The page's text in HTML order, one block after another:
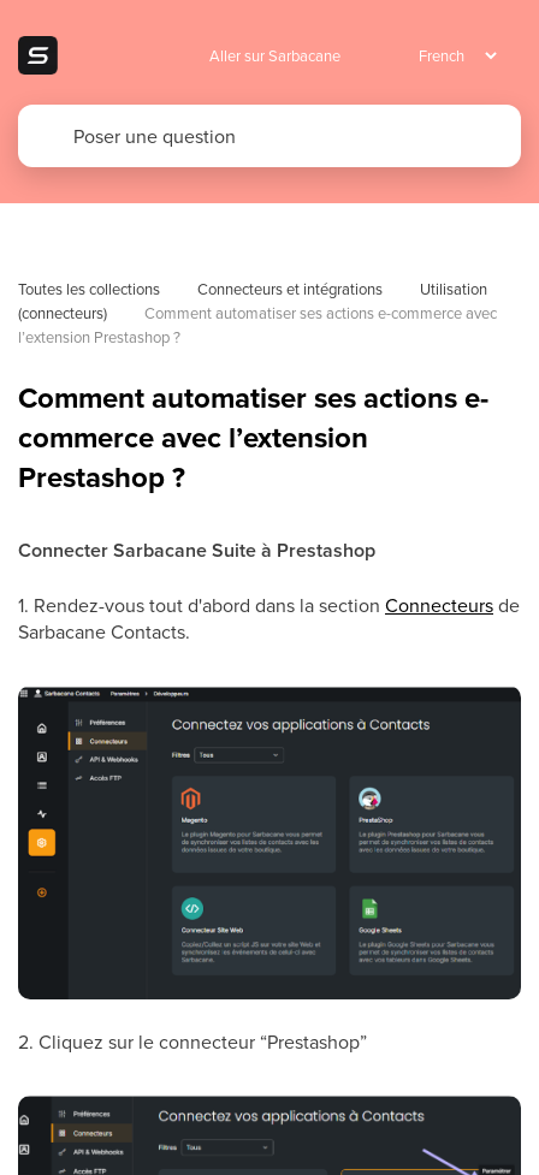
Aller sur Sarbacane
Toutes les collections Connecteurs et intégrations
Utilisation
(connecteurs)
Comment automatiser ses actions e-commerce avec
l’extension Prestashop ?
Comment automatiser ses actions e-
commerce avec l’extension
Prestashop ?
Connecter Sarbacane Suite à Prestashop
1. Rendez-vous tout d'abord dans la section Connecteursde
Sarbacane Contacts.
2. Cliquez sur le connecteur “Prestashop”